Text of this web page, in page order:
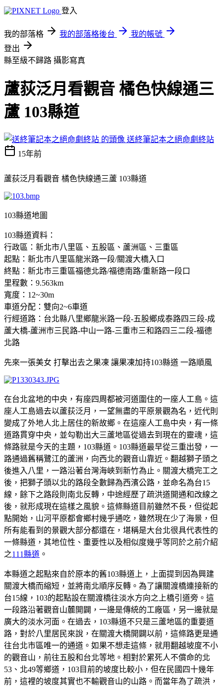
登入
我的部落格 我的部落格後台
我的帳號
登出
縣至級不歸路 攝影寫真
蘆荻泛月看觀音 橘色快線通三
蘆 103縣道
送終筆記本之絕命劇終站
15年前
蘆荻泛月看觀音 橘色快線通三蘆 103縣道
103縣道地圖
103縣道資料：
行政區：新北市八里區、五股區、蘆洲區、三重區
起點：新北市八里區龍米路一段/關渡大橋入口
終點：新北市三重區福德北路/福德南路/重新路一段口
里程數：9.563km
寬度：12~30m
車道分配：雙向2~6車道
行經道路：台北縣八里鄉龍米路一段-五股鄉成泰路四三段-成
蘆大橋-蘆洲市三民路-中山一路-三重市三和路四三二段-福德
北路
先來一張美女 打擊出去之果凍 讓果凍加持103縣道 一路順風
在台北盆地的中央，有座四周都被河道圍住的一座人工島。這
座人工島過去以蘆荻泛月，一望無盡的平原景觀為名，近代則
變成了外地人北上居住的新故鄉。在這座人工島中央，有一條
道路貫穿中央，並勾勒出大三蘆地區從過去到現在的靈魂，這
條路就是今天的主題，103縣道。103縣道最早從三重出發，一
路通過舊稱鷺江的蘆洲，向西北的觀音山靠近。翻越獅子頭之
後進入八里，一路沿著台灣海峽到新竹為止。關渡大橋完工之
後，把獅子頭以北的路段全數歸為西濱公路，並命名為台15
線，餘下之路段則南北反轉，中途經歷了疏洪道開通和改線之
後，就形成現在這樣之風貌。這條縣道目前雖然不長，但從起
點開始，山河平原都會鄉村幾乎通吃，雖然現在少了海景，但
所有能看到的景觀大部分都還在，堪稱是大台北很具代表性的
一條縣道，其地位性、重要性以及相似度幾乎等同於之前介紹
之111縣道 。
本縣道之起點來自於原本的舊103縣道上，上面提到因為興建
關渡大橋而縮短，並將南北順序反轉。為了讓關渡橋連接新的
台15線，103的起點設在關渡橋往淡水方向之上橋引道旁。這
一段路沿著觀音山麓開闢，一邊是傳統的工廠區，另一邊就是
廣大的淡水河面。在過去，103縣道不只是三蘆地區的重要道
路，對於八里居民來說，在關渡大橋開闢以前，這條路更是通
往台北市區唯一的通道。如果不想走這條，就用翻越坡度不小
的觀音山，前往五股和台北等地。相對於累死人不償命的北
53、北49等鄉道，103目前的坡度比較小，但在民國四十幾年
前，這裡的坡度其實也不輸觀音山的山路。而當年為了疏洪，